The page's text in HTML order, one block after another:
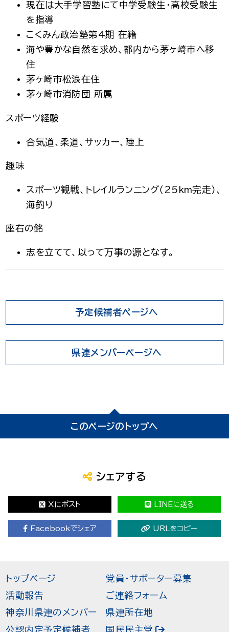
現在は大手学習塾にて中学受験生・高校受験生
を指導
こくみん政治塾第4期 在籍
海や豊かな自然を求め、都内から茅ヶ崎市へ移
住
茅ヶ崎市松浪在住
茅ヶ崎市消防団 所属
スポーツ経験
合気道、柔道、サッカー、陸上
趣味
スポーツ観戦、トレイルランニング（25km完走）、
海釣り
座右の銘
志を立てて、以って万事の源となす。
予定候補者ページへ
県連メンバーページへ
このページのトップへ
シェアする
Xにポスト LINEに送る
Facebookでシェア URLをコピー
トップページ
活動報告
神奈川県連のメンバー
公認内定予定候補者
党員・サポーター募集
ご連絡フォーム
県連所在地
国民民主党